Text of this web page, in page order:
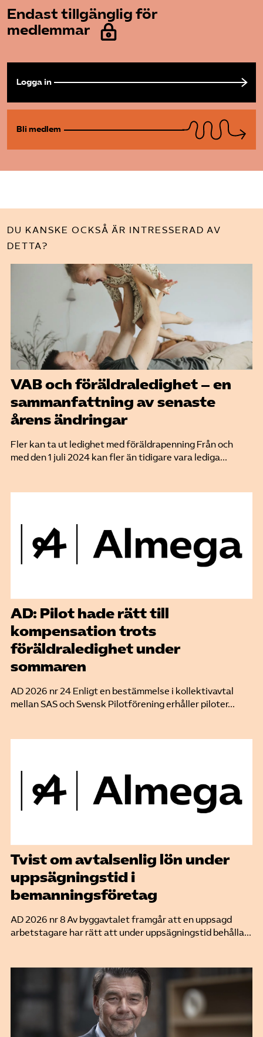
Bli medlem
Sök på almega.se
Endast tillgänglig för
medlemmar
Logga in
Bli medlem
DU KANSKE OCKSÅ ÄR INTRESSERAD AV
DETTA?
VAB och föräldraledighet – en
sammanfattning av senaste
årens ändringar
Fler kan ta ut ledighet med föräldrapenning Från och
med den 1 juli 2024 kan fler än tidigare vara lediga...
AD: Pilot hade rätt till
kompensation trots
föräldraledighet under
sommaren
AD 2026 nr 24 Enligt en bestämmelse i kollektivavtal
mellan SAS och Svensk Pilotförening erhåller piloter...
Tvist om avtalsenlig lön under
uppsägningstid i
bemanningsföretag
AD 2026 nr 8 Av byggavtalet framgår att en uppsagd
arbetstagare har rätt att under uppsägningstid behålla...